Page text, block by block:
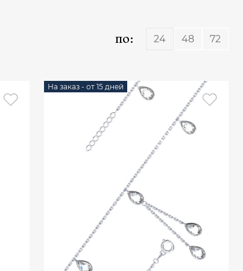
по: 24 48 72
На заказ - от 15 дней